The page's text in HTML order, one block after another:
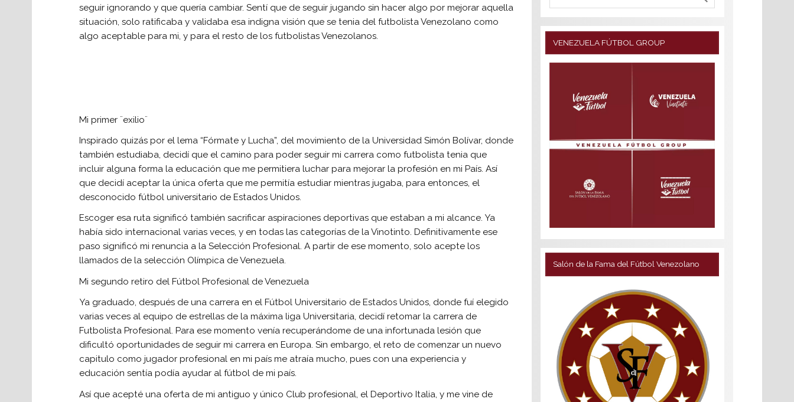
seguir ignorando y que quería cambiar. Sentí que de seguir jugando sin hacer algo por mejorar aquella
situación, solo ratificaba y validaba esa indigna visión que se tenia del futbolista Venezolano como
algo aceptable para mi, y para el resto de los futbolistas Venezolanos.
Mi primer ¨exilio¨
Inspirado quizás por el lema “Fórmate y Lucha”, del movimiento de la Universidad Simón Bolívar, donde
también estudiaba, decidí que el camino para poder seguir mi carrera como futbolista tenia que
incluir alguna forma la educación que me permitiera luchar para mejorar la profesión en mi País. Así
que decidí aceptar la única oferta que me permitía estudiar mientras jugaba, para entonces, el
desconocido fútbol universitario de Estados Unidos.
Escoger esa ruta significó también sacrificar aspiraciones deportivas que estaban a mi alcance. Ya
había sido internacional varias veces, y en todas las categorías de la Vinotinto. Definitivamente ese
paso significó mi renuncia a la Selección Profesional. A partir de ese momento, solo acepte los
llamados de la selección Olímpica de Venezuela.
Mi segundo retiro del Fútbol Profesional de Venezuela
Ya graduado, después de una carrera en el Fútbol Universitario de Estados Unidos, donde fuí elegido
varias veces al equipo de estrellas de la máxima liga Universitaria, decidí retomar la carrera de
Futbolista Profesional. Para ese momento venía recuperándome de una infortunada lesión que
dificultó oportunidades de seguir mi carrera en Europa. Sin embargo, el reto de comenzar un nuevo
capitulo como jugador profesional en mi país me atraía mucho, pues con una experiencia y
educación sentía podía ayudar al fútbol de mi país.
Así que acepté una oferta de mi antiguo y único Club profesional, el Deportivo Italia, y me vine de
VENEZUELA FÚTBOL GROUP
Salón de la Fama del Fútbol Venezolano